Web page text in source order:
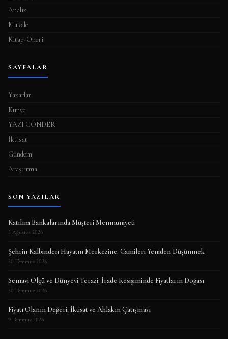
Analiz
Makale
Kitap-Öneri
SAYFALAR
Yazarlar
Künye
YAZI GÖNDER
İktisat
Gündem
Araştırma
SON YAZILAR
Katılım Bankalarında Müşteri Memnuniyeti
3 Ağustos 2026
Şehrin Kalbinden Hayatın Merkezine: Camileri Yeniden Düşünmek
30 Temmuz 2026
Semavi Ölçü ve Dünyevi Terazi: İrade Kesişiminde Fiyatların Doğası
30 Temmuz 2026
Fiyatı Olanın Değeri: İktisat ve Ahlakın Çatışması
9 Temmuz 2026